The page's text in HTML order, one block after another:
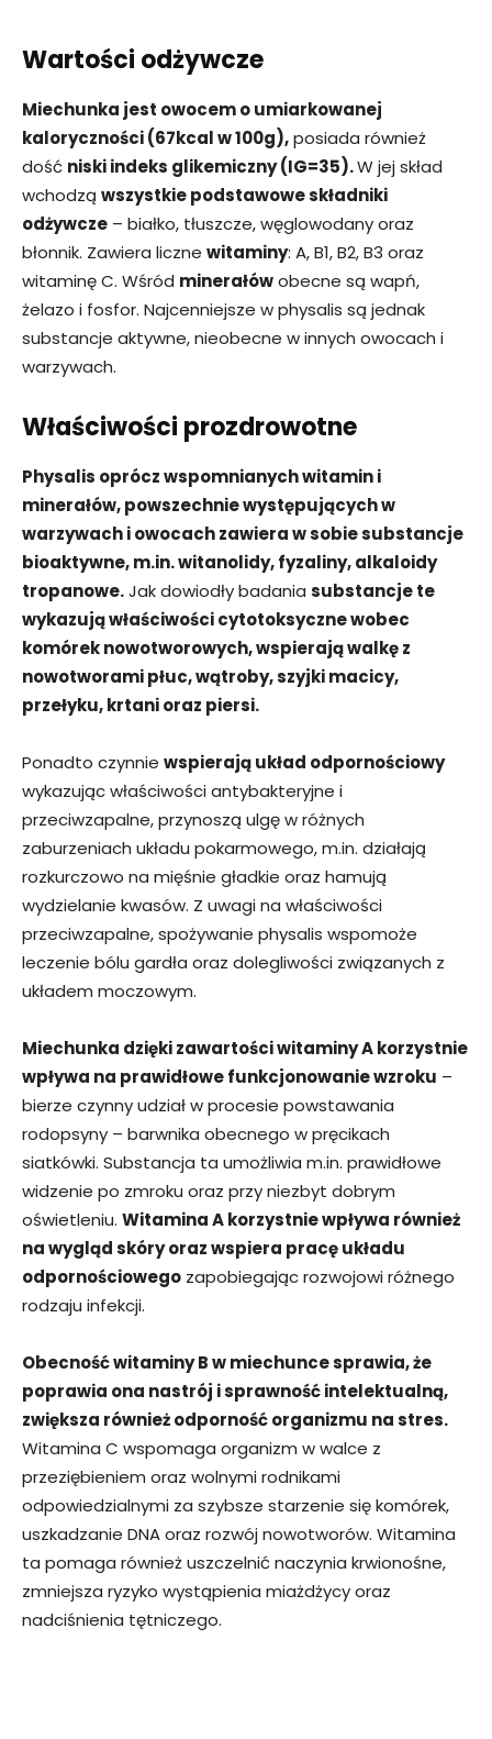
Wartości odżywcze
Miechunka jest owocem o umiarkowanej
kaloryczności (67kcal w 100g),posiada również
dość niski indeks glikemiczny (IG=35).W jej skład
wchodzą wszystkie podstawowe składniki
odżywcze – białko, tłuszcze, węglowodany oraz
błonnik. Zawiera liczne witaminy: A, B1, B2, B3 oraz
witaminę C. Wśród minerałówobecne są wapń,
żelazo i fosfor. Najcenniejsze w physalis są jednak
substancje aktywne, nieobecne w innych owocach i
warzywach.
Właściwości prozdrowotne
Physalis oprócz wspomnianych witamin i
minerałów, powszechnie występujących w
warzywach i owocach zawiera w sobie substancje
bioaktywne, m.in. witanolidy, fyzaliny, alkaloidy
tropanowe.Jak dowiodły badania substancje te
wykazują właściwości cytotoksyczne wobec
komórek nowotworowych, wspierają walkę z
nowotworami płuc, wątroby, szyjki macicy,
przełyku, krtani oraz piersi.
Ponadto czynnie wspierają układ odpornościowy
wykazując właściwości antybakteryjne i
przeciwzapalne, przynoszą ulgę w różnych
zaburzeniach układu pokarmowego, m.in. działają
rozkurczowo na mięśnie gładkie oraz hamują
wydzielanie kwasów. Z uwagi na właściwości
przeciwzapalne, spożywanie physalis wspomoże
leczenie bólu gardła oraz dolegliwości związanych z
układem moczowym.
Miechunka dzięki zawartości witaminy A korzystnie
wpływa na prawidłowe funkcjonowanie wzroku –
bierze czynny udział w procesie powstawania
rodopsyny – barwnika obecnego w pręcikach
siatkówki. Substancja ta umożliwia m.in. prawidłowe
widzenie po zmroku oraz przy niezbyt dobrym
oświetleniu. Witamina A korzystnie wpływa również
na wygląd skóry oraz wspiera pracę układu
odpornościowego zapobiegając rozwojowi różnego
rodzaju infekcji.
Obecność witaminy B w miechunce sprawia, że
poprawia ona nastrój i sprawność intelektualną,
zwiększa również odporność organizmu na stres.
Witamina C wspomaga organizm w walce z
przeziębieniem oraz wolnymi rodnikami
odpowiedzialnymi za szybsze starzenie się komórek,
uszkadzanie DNA oraz rozwój nowotworów. Witamina
ta pomaga również uszczelnić naczynia krwionośne,
zmniejsza ryzyko wystąpienia miażdżycy oraz
nadciśnienia tętniczego.